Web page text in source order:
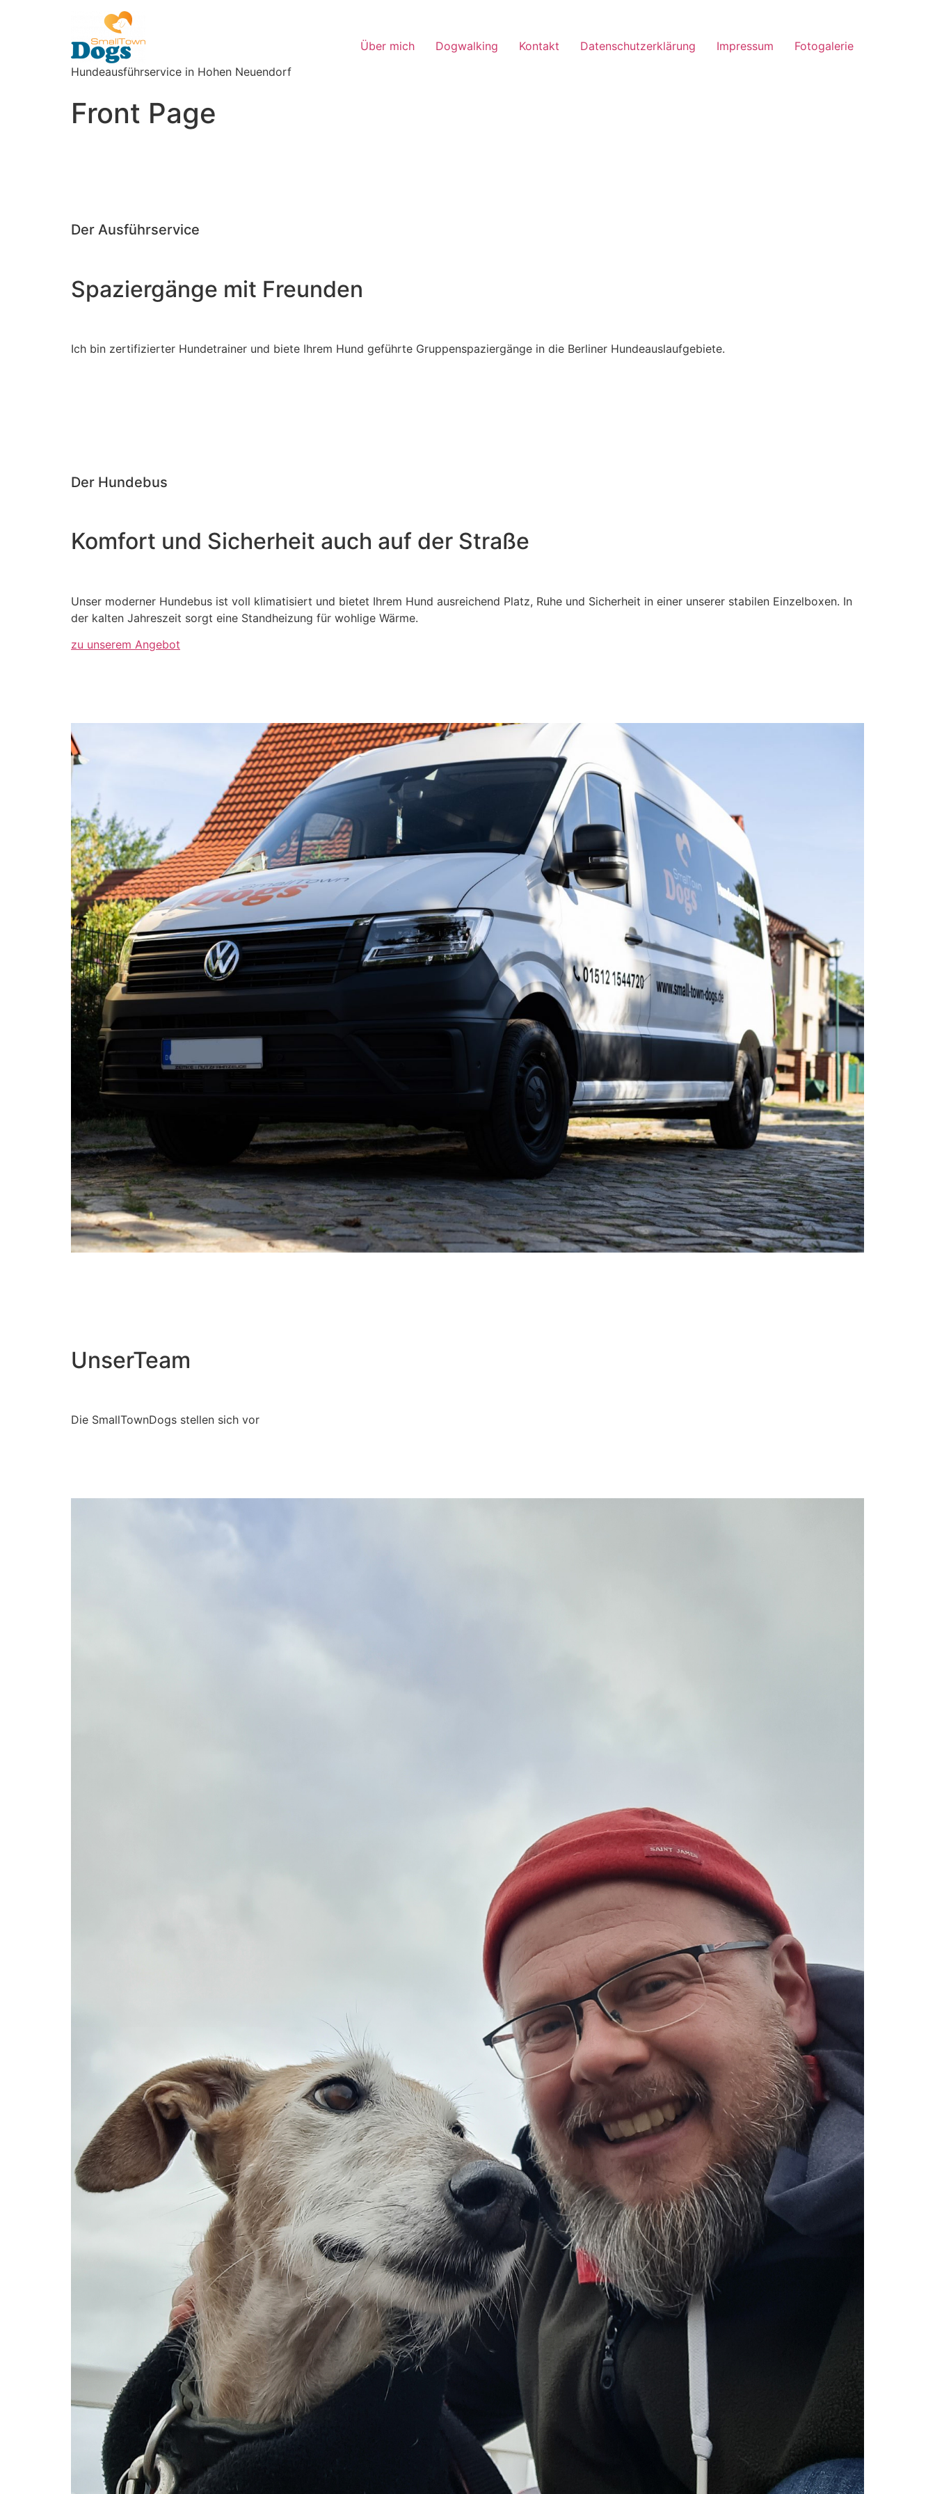
Hundeausführservice in Hohen Neuendorf
Über mich Dogwalking Kontakt Datenschutzerklärung Impressum Fotogalerie
Front Page
Der Ausführservice
Spaziergänge mit Freunden
Ich bin zertifizierter Hundetrainer und biete Ihrem Hund geführte Gruppenspaziergänge in die Berliner Hundeauslaufgebiete.
Der Hundebus
Komfort und Sicherheit auch auf der Straße
Unser moderner Hundebus ist voll klimatisiert und bietet Ihrem Hund ausreichend Platz, Ruhe und Sicherheit in einer unserer stabilen Einzelboxen. In
der kalten Jahreszeit sorgt eine Standheizung für wohlige Wärme.
zu unserem Angebot
UnserTeam
Die SmallTownDogs stellen sich vor